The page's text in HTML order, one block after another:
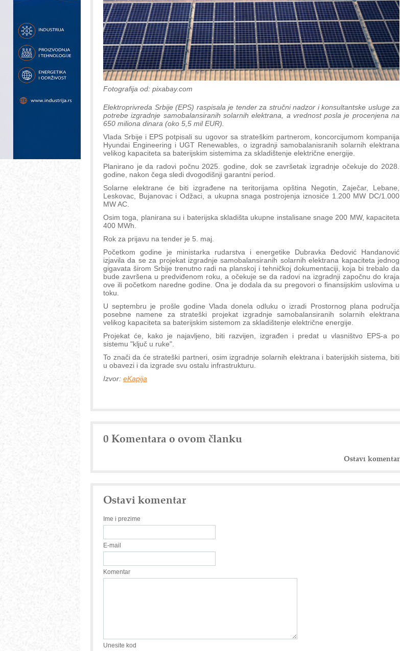
Fotografija od: pixabay.com
Elektroprivreda Srbije (EPS) raspisala je tender za stručni nadzor i konsultantske usluge za
potrebe izgradnje samobalansiranih solarnih elektrana, a vrednost posla je procenjena na
650 miliona dinara (oko 5,5 mil EUR).
Vlada Srbije i EPS potpisali su ugovor sa strateškim partnerom, koncorcijumom kompanija
Hyundai Engineering i UGT Renewables, o izgradnji samobalanisranih solarnih elektrana
velikog kapaciteta sa baterijskim sistemima za skladištenje električne energije.
Planirano je da radovi počnu 2025. godine, dok se završetak izgradnje očekuje do 2028.
godine, nakon čega sledi dvogodišnji garantni period.
Solarne elektrane će biti izgrađene na teritorijama opština Negotin, Zaječar, Lebane,
Leskovac, Bujanovac i Odžaci, a ukupna snaga postrojenja iznosiće 1.200 MW DC/1.000
MW AC.
Osim toga, planirana su i baterijska skladišta ukupne instalisane snage 200 MW, kapaciteta
400 MWh.
Rok za prijavu na tender je 5. maj.
Početkom godine je ministarka rudarstva i energetike Dubravka Đedović Handanović
izjavila da se za projekat izgradnje samobalansiranih solarnih elektrana kapaciteta jednog
gigavata širom Srbije trenutno radi na planskoj i tehničkoj dokumentaciji, koja bi trebalo da
bude završena u predviđenom roku, a očekuje se da radovi na izgradnji započnu do kraja
ove ili početkom naredne godine. Ona je dodala da su pregovori o finansijskim uslovima u
toku.
U septembru je prošle godine Vlada donela odluku o izradi Prostornog plana područja
posebne namene za strateški projekat izgradnje samobalansiranih solarnih elektrana
velikog kapaciteta sa baterijskim sistemom za skladištenje električne energije.
Projekat će, kako je najavljeno, biti razvijen, izgrađen i predat u vlasništvo EPS-a po
sistemu "ključ u ruke".
To znači da će strateški partneri, osim izgradnje solarnih elektrana i baterijskih sistema, biti
u obavezi i da izgrade svu ostalu infrastrukturu.
Izvor: eKapija
0 Komentara o ovom članku
Ostavi komentar
Ostavi komentar
Ime i prezime
E-mail
Komentar
Unesite kod